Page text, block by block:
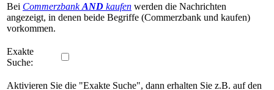
Bei CommerzbankAND kaufen werden die Nachrichten
angezeigt, in denen beide Begriffe (Commerzbank und kaufen)
vorkommen.
Exakte
Suche:
Aktivieren Sie die "Exakte Suche", dann erhalten Sie z.B. auf den